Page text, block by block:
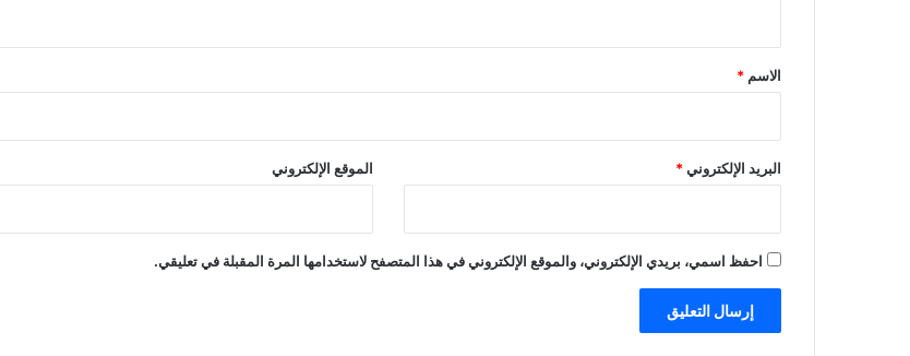
*
الاسم *
البريد الإلكتروني* الموقع الإلكتروني
احفظ اسمي، بريدي الإلكتروني، والموقع الإلكتروني في هذا المتصفح لاستخدامها المرة المقبلة في تعليقي.